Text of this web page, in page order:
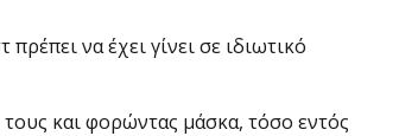
να έχει γίνει σε ιδιωτικό
και φορώντας μάσκα, τόσο εντός